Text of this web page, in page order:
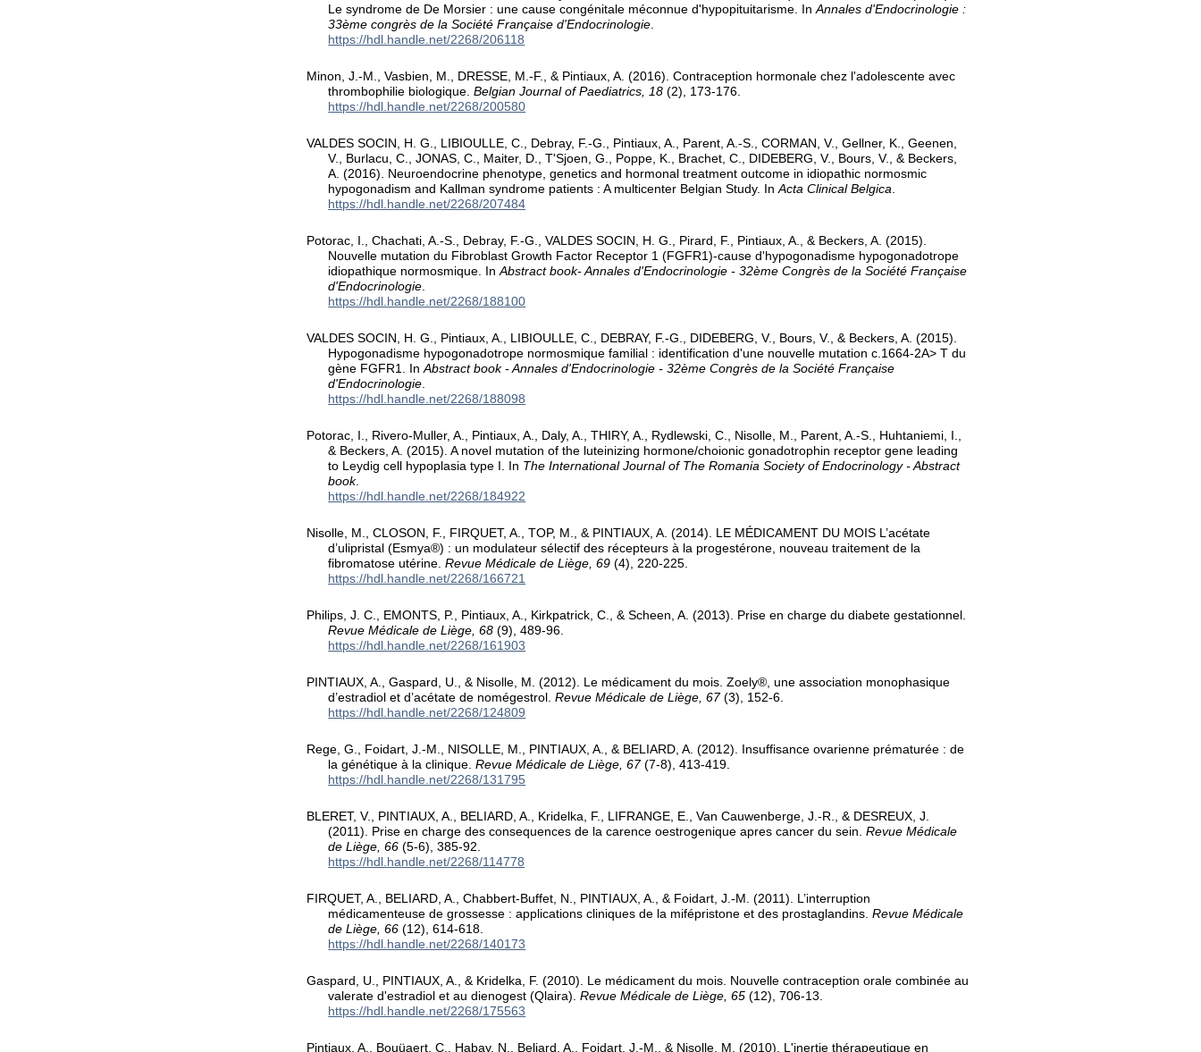
Le syndrome de De Morsier : une cause congénitale méconnue d'hypopituitarisme. InAnnales d'Endocrinologie :
33ème congrès de la Société Française d'Endocrinologie.
https://hdl.handle.net/2268/206118
Minon, J.-M., Vasbien, M., DRESSE, M.-F., & Pintiaux, A. (2016). Contraception hormonale chez l'adolescente avec
thrombophilie biologique.Belgian Journal of Paediatrics, 18 (2), 173-176.
https://hdl.handle.net/2268/200580
VALDES SOCIN, H. G., LIBIOULLE, C., Debray, F.-G., Pintiaux, A., Parent, A.-S., CORMAN, V., Gellner, K., Geenen,
V., Burlacu, C., JONAS, C., Maiter, D., T'Sjoen, G., Poppe, K., Brachet, C., DIDEBERG, V., Bours, V., & Beckers,
A. (2016). Neuroendocrine phenotype, genetics and hormonal treatment outcome in idiopathic normosmic
hypogonadism and Kallman syndrome patients : A multicenter Belgian Study. InActa Clinical Belgica.
https://hdl.handle.net/2268/207484
Potorac, I., Chachati, A.-S., Debray, F.-G., VALDES SOCIN, H. G., Pirard, F., Pintiaux, A., & Beckers, A. (2015).
Nouvelle mutation du Fibroblast Growth Factor Receptor 1 (FGFR1)-cause d'hypogonadisme hypogonadotrope
idiopathique normosmique. InAbstract book- Annales d'Endocrinologie - 32ème Congrès de la Société Française
d'Endocrinologie.
https://hdl.handle.net/2268/188100
VALDES SOCIN, H. G., Pintiaux, A., LIBIOULLE, C., DEBRAY, F.-G., DIDEBERG, V., Bours, V., & Beckers, A. (2015).
Hypogonadisme hypogonadotrope normosmique familial : identification d'une nouvelle mutation c.1664-2A> T du
gène FGFR1. InAbstract book - Annales d'Endocrinologie - 32ème Congrès de la Société Française
d'Endocrinologie.
https://hdl.handle.net/2268/188098
Potorac, I., Rivero-Muller, A., Pintiaux, A., Daly, A., THIRY, A., Rydlewski, C., Nisolle, M., Parent, A.-S., Huhtaniemi, I.,
& Beckers, A. (2015). A novel mutation of the luteinizing hormone/choionic gonadotrophin receptor gene leading
to Leydig cell hypoplasia type I. In The International Journal of The Romania Society of Endocrinology - Abstract
book.
https://hdl.handle.net/2268/184922
Nisolle, M., CLOSON, F., FIRQUET, A., TOP, M., & PINTIAUX, A. (2014). LE MÉDICAMENT DU MOIS L’acétate
d’ulipristal (Esmya®) : un modulateur sélectif des récepteurs à la progestérone, nouveau traitement de la
fibromatose utérine.Revue Médicale de Liège, 69 (4), 220-225.
https://hdl.handle.net/2268/166721
Philips, J. C., EMONTS, P., Pintiaux, A., Kirkpatrick, C., & Scheen, A. (2013). Prise en charge du diabete gestationnel.
Revue Médicale de Liège, 68 (9), 489-96.
https://hdl.handle.net/2268/161903
PINTIAUX, A., Gaspard, U., & Nisolle, M. (2012). Le médicament du mois. Zoely®, une association monophasique
d’estradiol et d’acétate de nomégestrol.Revue Médicale de Liège, 67(3), 152-6.
https://hdl.handle.net/2268/124809
Rege, G., Foidart, J.-M., NISOLLE, M., PINTIAUX, A., & BELIARD, A. (2012). Insuffisance ovarienne prématurée : de
la génétique à la clinique.Revue Médicale de Liège, 67(7-8), 413-419.
https://hdl.handle.net/2268/131795
BLERET, V., PINTIAUX, A., BELIARD, A., Kridelka, F., LIFRANGE, E., Van Cauwenberge, J.-R., & DESREUX, J.
(2011). Prise en charge des consequences de la carence oestrogenique apres cancer du sein.Revue Médicale
de Liège, 66 (5-6), 385-92.
https://hdl.handle.net/2268/114778
FIRQUET, A., BELIARD, A., Chabbert-Buffet, N., PINTIAUX, A., & Foidart, J.-M. (2011). L’interruption
médicamenteuse de grossesse : applications cliniques de la mifépristone et des prostaglandins.Revue Médicale
de Liège, 66 (12), 614-618.
https://hdl.handle.net/2268/140173
Gaspard, U., PINTIAUX, A., & Kridelka, F. (2010). Le médicament du mois. Nouvelle contraception orale combinée au
valerate d'estradiol et au dienogest (Qlaira).Revue Médicale de Liège, 65 (12), 706-13.
https://hdl.handle.net/2268/175563
Pintiaux, A., Bouüaert, C., Habay, N., Beliard, A., Foidart, J.-M., & Nisolle, M. (2010). L'inertie thérapeutique en